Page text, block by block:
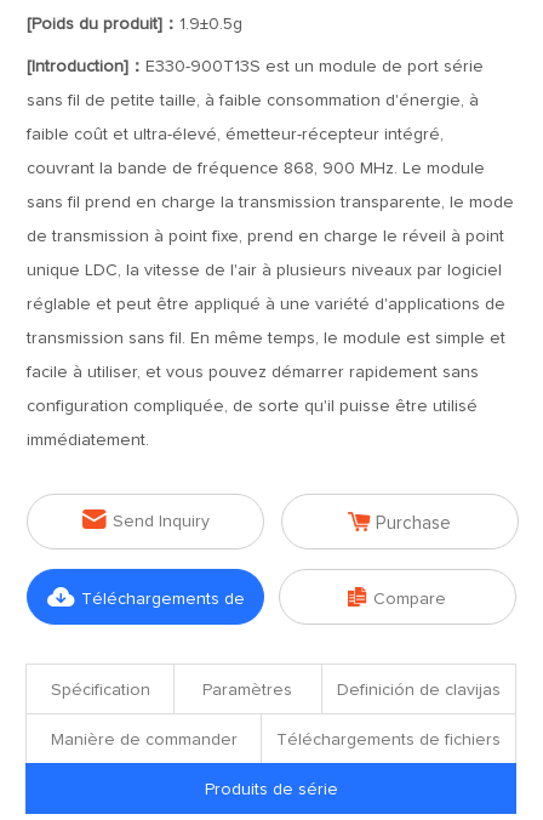
[Poids du produit]： 1.9±0.5g
[Introduction]： E330-900T13S est un module de port série
sans fil de petite taille, à faible consommation d'énergie, à
faible coût et ultra-élevé, émetteur-récepteur intégré,
couvrant la bande de fréquence 868, 900 MHz. Le module
sans fil prend en charge la transmission transparente, le mode
de transmission à point fixe, prend en charge le réveil à point
unique LDC, la vitesse de l'air à plusieurs niveaux par logiciel
réglable et peut être appliqué à une variété d'applications de
transmission sans fil. En même temps, le module est simple et
facile à utiliser, et vous pouvez démarrer rapidement sans
configuration compliquée, de sorte qu'il puisse être utilisé
immédiatement.
 Send Inquiry  Purchase
 Téléchargements de  Compare
Spécification Paramètres Definición de clavijas
Manière de commander Téléchargements de fichiers
Produits de série